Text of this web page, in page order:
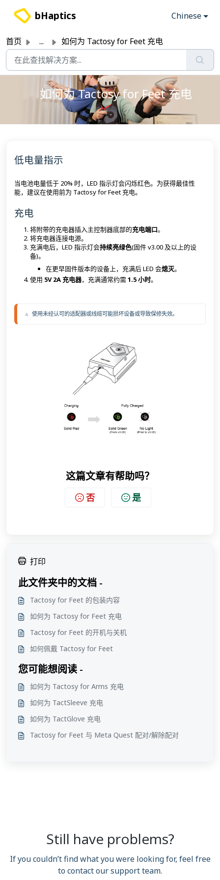
bHaptics Chinese
首页 ... 如何为 Tactosy for Feet 充电
如何为 Tactosy for Feet 充电
低电量指示
当电池电量低于 20% 时，LED 指示灯会闪烁红色。为获得最佳性
能，建议在使用前为 Tactosy for Feet 充电。
充电
将附带的充电器插入主控制器底部的充电端口。
将充电器连接电源。
充满电后，LED 指示灯会持续亮绿色(固件 v3.00 及以上的设
备)。
在更早固件版本的设备上，充满后 LED 会熄灭。
使用 5V 2A 充电器，充满通常约需1.5 小时。
⚠️ 使用未经认可的适配器或线缆可能损坏设备或导致保修失效。
这篇文章有帮助吗？
否 是
打印
此文件夹中的文档 -
Tactosy for Feet 的包装内容
如何为 Tactosy for Feet 充电
Tactosy for Feet 的开机与关机
如何佩戴 Tactosy for Feet
您可能想阅读 -
如何为 Tactosy for Arms 充电
如何为 TactSleeve 充电
如何为 TactGlove 充电
Tactosy for Feet 与 Meta Quest 配对/解除配对
Still have problems?
If you couldn’t find what you were looking for, feel free
to contact our support team.